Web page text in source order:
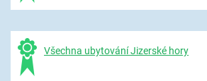
Všechna ubytování Jizerské hory